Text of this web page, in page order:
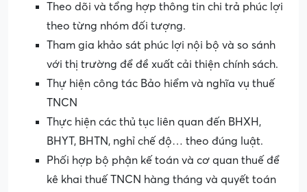
Theo dõi và tổng hợp thông tin chi trả phúc lợi
theo từng nhóm đối tượng.
Tham gia khảo sát phúc lợi nội bộ và so sánh
với thị trường để đề xuất cải thiện chính sách.
Thự hiện công tác Bảo hiểm và nghĩa vụ thuế
TNCN
Thực hiện các thủ tục liên quan đến BHXH,
BHYT, BHTN, nghỉ chế độ… theo đúng luật.
Phối hợp bộ phận kế toán và cơ quan thuế để
kê khai thuế TNCN hàng tháng và quyết toán